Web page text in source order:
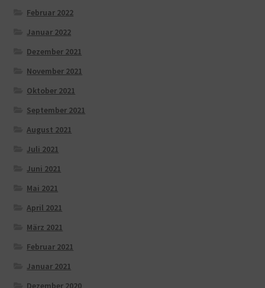
Februar 2022
Januar 2022
Dezember 2021
November 2021
Oktober 2021
September 2021
August 2021
Juli 2021
Juni 2021
Mai 2021
April 2021
März 2021
Februar 2021
Januar 2021
Dezember 2020